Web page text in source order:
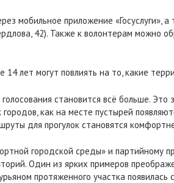
мобильное приложение
42). Также к волонтерам можно
лет могут повлиять на то, какие
становится всё больше.
как на месте пустырей
для прогулок становятся
городской среды» и партийному
Один из ярких примеров
протяженного участка